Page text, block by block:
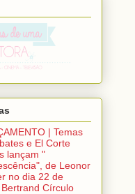
| Temas
e El Corte
lançam "
de Leonor
no dia 22 de
Círculo